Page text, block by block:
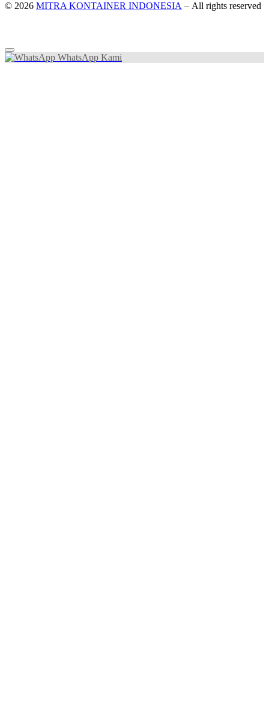
© 2026 MITRA KONTAINER INDONESIA – All rights reserved
WhatsApp Kami